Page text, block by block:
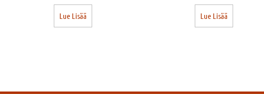
Lue Lisää Lue Lisää